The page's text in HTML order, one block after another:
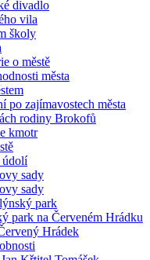
divadlo
vila
školy
o městě
města
po zajímavostech města
rodiny Brokofů
kmotr
údolí
sady
sady
park
park na Červeném Hrádku
Hrádek